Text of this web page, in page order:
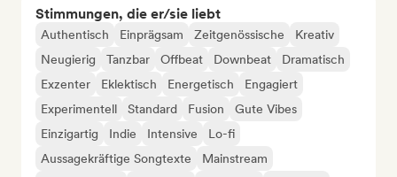
Stimmungen, die er/sie liebt
Authentisch Einprägsam Zeitgenössische
Kreativ
Neugierig
Tanzbar Offbeat Downbeat
Dramatisch
Exzenter
Eklektisch Energetisch
Engagiert
Experimentell
Standard Fusion
Gute Vibes
Einzigartig
Indie Intensive
Lo-fi
Aussagekräftige Songtexte
Mainstream